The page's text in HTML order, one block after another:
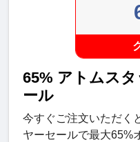
65% アトムス
ール
今すぐご注文いただく
ヤーセールで最大65%